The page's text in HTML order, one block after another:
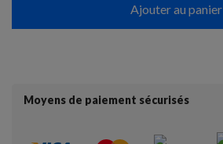
Ajouter au panier
Moyens de paiement sécurisés